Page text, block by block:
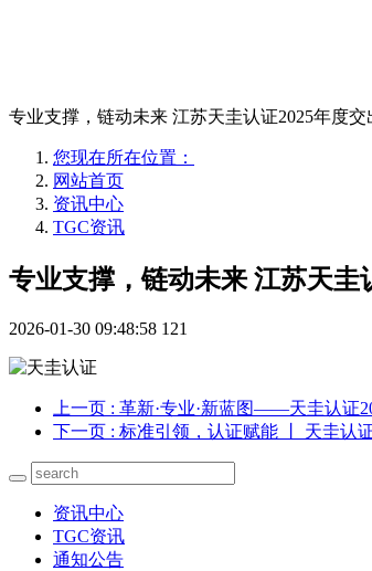
专业支撑，链动未来 江苏天圭认证2025年度交
您现在所在位置：
网站首页
资讯中心
TGC资讯
专业支撑，链动未来 江苏天圭
2026-01-30 09:48:58 121
上一页 : 革新·专业·新蓝图——天圭认证
下一页 : 标准引领，认证赋能 丨 天圭认
资讯中心
TGC资讯
通知公告